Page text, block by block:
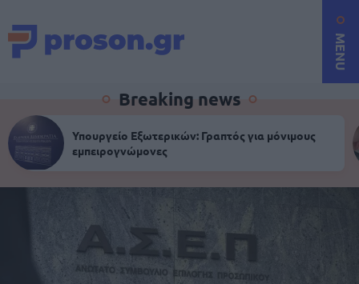
MENU
Breaking news
Υπουργείο Εξωτερικών: Γραπτός για μόνιμους
εμπειρογνώμονες